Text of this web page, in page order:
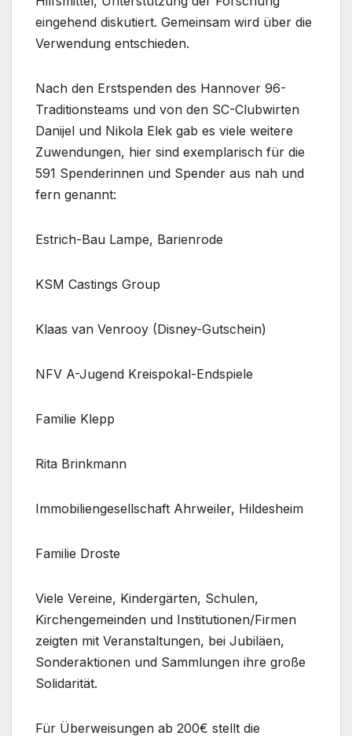
eingehend diskutiert. Gemeinsam wird über die
Verwendung entschieden.
Nach den Erstspenden des Hannover 96-
Traditionsteams und von den SC-Clubwirten
Danijel und Nikola Elek gab es viele weitere
Zuwendungen, hier sind exemplarisch für die
591 Spenderinnen und Spender aus nah und
fern genannt:
Estrich-Bau Lampe, Barienrode
KSM Castings Group
Klaas van Venrooy (Disney-Gutschein)
NFV A-Jugend Kreispokal-Endspiele
Familie Klepp
Rita Brinkmann
Immobiliengesellschaft Ahrweiler, Hildesheim
Familie Droste
Viele Vereine, Kindergärten, Schulen,
Kirchengemeinden und Institutionen/Firmen
zeigten mit Veranstaltungen, bei Jubiläen,
Sonderaktionen und Sammlungen ihre große
Solidarität.
Für Überweisungen ab 200€ stellt die